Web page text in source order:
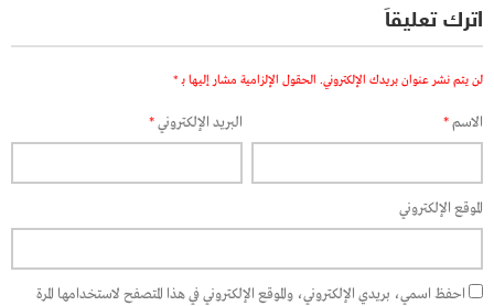
اترك تعليقاً
لن يتم نشر عنوان بريدك الإلكتروني. الحقول الإلزامية مشار إليها بـ *
الاسم* البريد الإلكتروني*
الموقع الإلكتروني
احفظ اسمي، بريدي الإلكتروني، والموقع الإلكتروني في هذا المتصفح لاستخدامها المرة